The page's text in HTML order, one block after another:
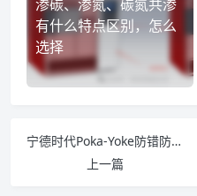
渗碳、渗氮、碳氮共渗
有什么特点区别，怎么
选择
宁德时代Poka-Yoke防错防呆培训
上一篇